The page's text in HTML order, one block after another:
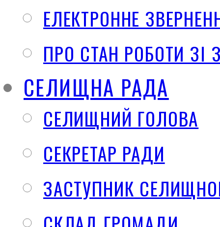
ЕЛЕКТРОННЕ
ПРО СТАН РОБОТИ
СЕЛИЩНА РАДА
СЕЛИЩНИЙ ГОЛОВА
СЕКРЕТАР РАДИ
ЗАСТУПНИК